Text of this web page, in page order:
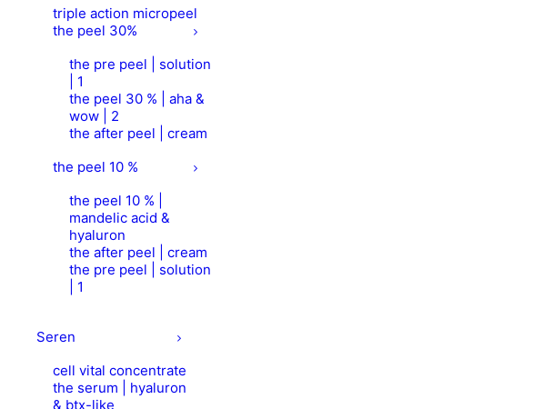
triple action micropeel
the peel 30%
the pre peel | solution
| 1
the peel 30 % | aha &
wow | 2
the after peel | cream
the peel 10 %
the peel 10 % |
mandelic acid &
hyaluron
the after peel | cream
the pre peel | solution
| 1
Seren
cell vital concentrate
the serum | hyaluron
& btx-like